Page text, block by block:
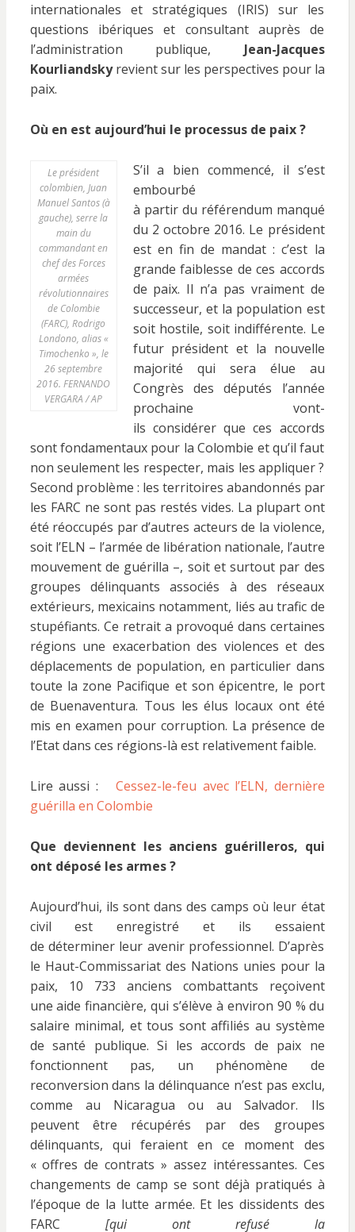
internationales et stratégiques (IRIS) sur les
questions ibériques et consultant auprès de
l’administration publique, Jean-Jacques
Kourliandskyrevient sur les perspectives pour la
paix.
Où en est aujourd’hui le processus de paix ?
Le président
colombien, Juan
Manuel Santos (à
gauche), serre la
main du
commandant en
chef des Forces
armées
révolutionnaires
de Colombie
(FARC), Rodrigo
Londono, alias «
Timochenko », le
26 septembre
2016. FERNANDO
VERGARA / AP
S’il a bien commencé, il s’est
embourbé
à partir du référendum manqué
du 2 octobre 2016. Le président
est en fin de mandat : c’est la
grande faiblesse de ces accords
de paix. Il n’a pas vraiment de
successeur, et la population est
soit hostile, soit indifférente. Le
futur président et la nouvelle
majorité qui sera élue au
Congrès des députés l’année
prochaine vont-
ils considérer que ces accords
sont fondamentaux pour la Colombie et qu’il faut
non seulement les respecter, mais les appliquer ?
Second problème : les territoires abandonnés par
les FARC ne sont pas restés vides. La plupart ont
été réoccupés par d’autres acteurs de la violence,
soit l’ELN – l’armée de libération nationale, l’autre
mouvement de guérilla –, soit et surtout par des
groupes délinquants associés à des réseaux
extérieurs, mexicains notamment, liés au trafic de
stupéfiants. Ce retrait a provoqué dans certaines
régions une exacerbation des violences et des
déplacements de population, en particulier dans
toute la zone Pacifique et son épicentre, le port
de Buenaventura. Tous les élus locaux ont été
mis en examen pour corruption. La présence de
l’Etat dans ces régions-là est relativement faible.
Lire aussi : Cessez-le-feu avec l’ELN, dernière
guérilla en Colombie
Que deviennent les anciens guérilleros, qui
ont déposé les armes ?
Aujourd’hui, ils sont dans des camps où leur état
civil est enregistré et ils essaient
de déterminer leur avenir professionnel. D’après
le Haut-Commissariat des Nations unies pour la
paix, 10 733 anciens combattants reçoivent
une aide financière, qui s’élève à environ 90 % du
salaire minimal, et tous sont affiliés au système
de santé publique. Si les accords de paix ne
fonctionnent pas, un phénomène de
reconversion dans la délinquance n’est pas exclu,
comme au Nicaragua ou au Salvador. Ils
peuvent être récupérés par des groupes
délinquants, qui feraient en ce moment des
« offres de contrats » assez intéressantes. Ces
changements de camp se sont déjà pratiqués à
l’époque de la lutte armée. Et les dissidents des
FARC [qui ont refusé la